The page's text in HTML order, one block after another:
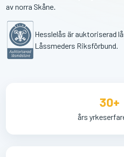
av norra Skåne.
Hesslelås är auktoriserad
Låssmeders Riksförbund.
30+
års